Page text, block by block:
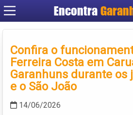
Encontra
Criar
Confira o
Ferreira Costa em
Garanhuns durante os
e o São João
14/06/2026